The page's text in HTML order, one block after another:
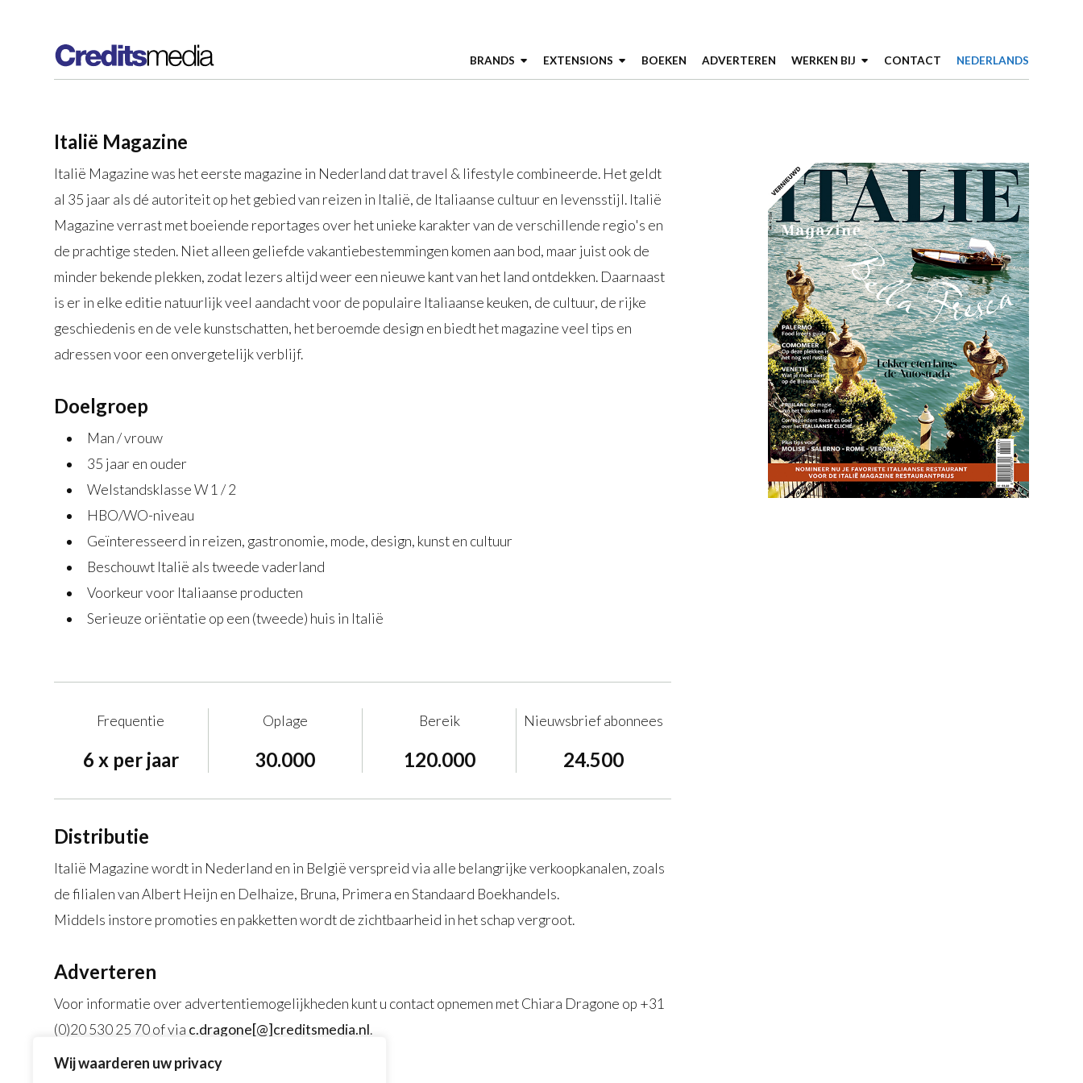
Wij waarderen uw privacy
BRANDS EXTENSIONS BOEKEN ADVERTEREN WERKEN BIJ CONTACT NEDERLANDS
Italië Magazine
Italië Magazine was het eerste magazine in Nederland dat travel & lifestyle combineerde. Het geldt
al 35 jaar als dé autoriteit op het gebied van reizen in Italië, de Italiaanse cultuur en levensstijl. Italië
Magazine verrast met boeiende reportages over het unieke karakter van de verschillende regio's en
de prachtige steden. Niet alleen geliefde vakantiebestemmingen komen aan bod, maar juist ook de
minder bekende plekken, zodat lezers altijd weer een nieuwe kant van het land ontdekken. Daarnaast
is er in elke editie natuurlijk veel aandacht voor de populaire Italiaanse keuken, de cultuur, de rijke
geschiedenis en de vele kunstschatten, het beroemde design en biedt het magazine veel tips en
adressen voor een onvergetelijk verblijf.
Doelgroep
Man / vrouw
35 jaar en ouder
Welstandsklasse W 1 / 2
HBO/WO-niveau
Geïnteresseerd in reizen, gastronomie, mode, design, kunst en cultuur
Beschouwt Italië als tweede vaderland
Voorkeur voor Italiaanse producten
Serieuze oriëntatie op een (tweede) huis in Italië
Frequentie
6 x per jaar
Oplage
30.000
Bereik
120.000
Nieuwsbrief abonnees
24.500
Distributie
Italië Magazine wordt in Nederland en in België verspreid via alle belangrijke verkoopkanalen, zoals
de filialen van Albert Heijn en Delhaize, Bruna, Primera en Standaard Boekhandels.
Middels instore promoties en pakketten wordt de zichtbaarheid in het schap vergroot.
Adverteren
Voor informatie over advertentiemogelijkheden kunt u contact opnemen met Chiara Dragone op +31
(0)20 530 25 70 of via c.dragone[@]creditsmedia.nl.